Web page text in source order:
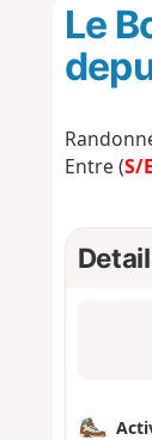
Le
Entre (S/E